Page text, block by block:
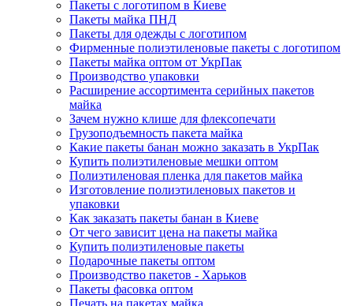
Пакеты с логотипом в Киеве
Пакеты майка ПНД
Пакеты для одежды с логотипом
Фирменные полиэтиленовые пакеты с логотипом
Пакеты майка оптом от УкрПак
Производство упаковки
Расширение ассортимента серийных пакетов
майка
Зачем нужно клише для флексопечати
Грузоподъемность пакета майка
Какие пакеты банан можно заказать в УкрПак
Купить полиэтиленовые мешки оптом
Полиэтиленовая пленка для пакетов майка
Изготовление полиэтиленовых пакетов и
упаковки
Как заказать пакеты банан в Киеве
От чего зависит цена на пакеты майка
Купить полиэтиленовые пакеты
Подарочные пакеты оптом
Производство пакетов - Харьков
Пакеты фасовка оптом
Печать на пакетах майка